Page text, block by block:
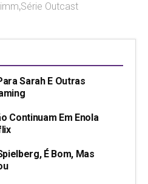
,Série Outcast
Sarah E Outras
Continuam Em Enola
É Bom, Mas